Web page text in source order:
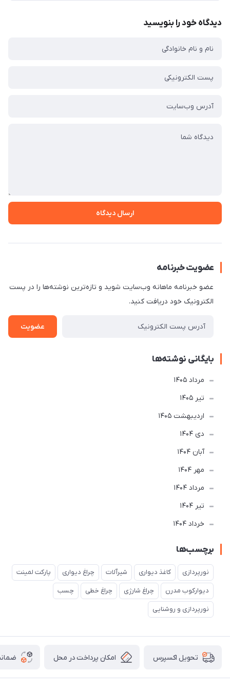
دیدگاه خود را بنویسید
ارسال دیدگاه
عضویت خبرنامه
عضو خبرنامه ماهانه وب‌سایت شوید و تازه‌ترین نوشته‌ها را در پست
الکترونیک خود دریافت کنید.
عضویت
بایگانی نوشته‌ها
مرداد 1405
تير 1405
ارديبهشت 1405
دی 1404
آبان 1404
مهر 1404
مرداد 1404
تير 1404
خرداد 1404
برچسب‌ها
نورپردازی کاغذ دیواری شیرآلات چراغ دیواری پارکت لمینت
دیوارکوب مدرن چراغ شارژی چراغ خطی چسب
نورپردازی و روشنایی
تحویل اکسپرس امکان پرداخت در محل